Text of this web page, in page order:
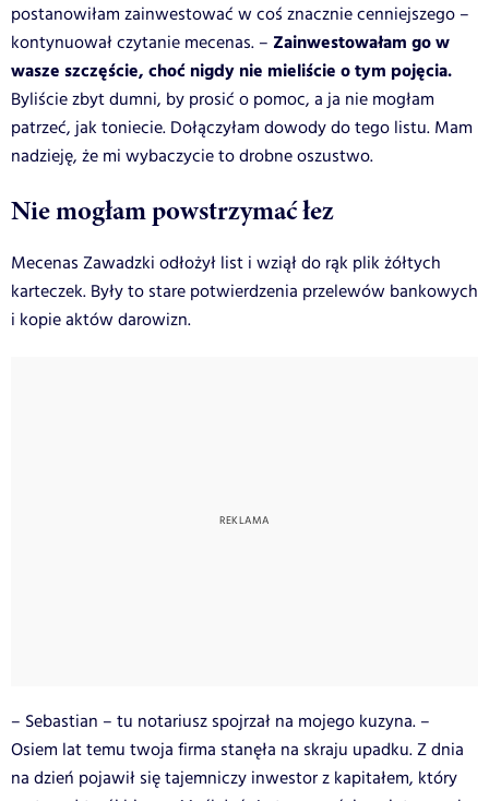
postanowiłam zainwestować w coś znacznie cenniejszego –
kontynuował czytanie mecenas. – Zainwestowałam go w
wasze szczęście, choć nigdy nie mieliście o tym pojęcia.
Byliście zbyt dumni, by prosić o pomoc, a ja nie mogłam
patrzeć, jak toniecie. Dołączyłam dowody do tego listu. Mam
nadzieję, że mi wybaczycie to drobne oszustwo.
Nie mogłam powstrzymać łez
Mecenas Zawadzki odłożył list i wziął do rąk plik żółtych
karteczek. Były to stare potwierdzenia przelewów bankowych
i kopie aktów darowizn.
– Sebastian – tu notariusz spojrzał na mojego kuzyna. –
Osiem lat temu twoja firma stanęła na skraju upadku. Z dnia
na dzień pojawił się tajemniczy inwestor z kapitałem, który